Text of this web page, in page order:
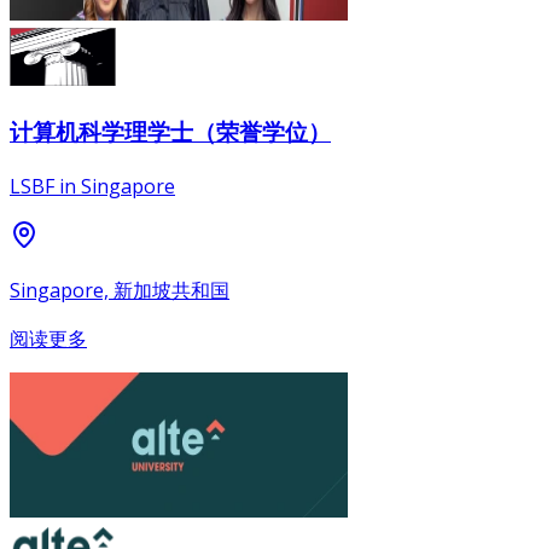
计算机科学理学士（荣誉学位）
LSBF in Singapore
Singapore, 新加坡共和国
阅读更多